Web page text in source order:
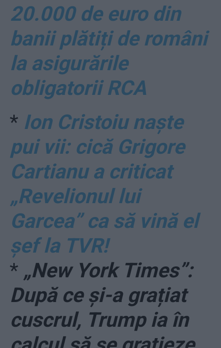
20.000 de euro din
banii plătiți de români
la asigurările
obligatorii RCA
* Ion Cristoiu naște
pui vii: cică Grigore
Cartianu a criticat
„Revelionul lui
Garcea” ca să vină el
șef la TVR!
* „New York Times”:
După ce și-a grațiat
cuscrul, Trump ia în